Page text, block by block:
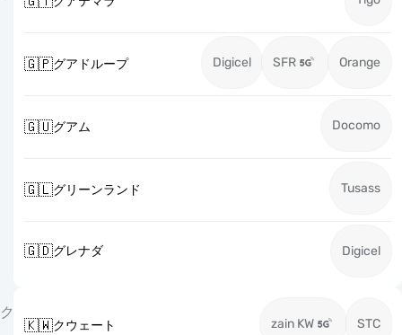
🇬🇵グアドループ Digicel SFR Orange
🇬🇺グアム Docomo
🇬🇱グリーンランド Tusass
🇬🇩グレナダ Digicel
ク
🇰🇼クウェート zain KW STC